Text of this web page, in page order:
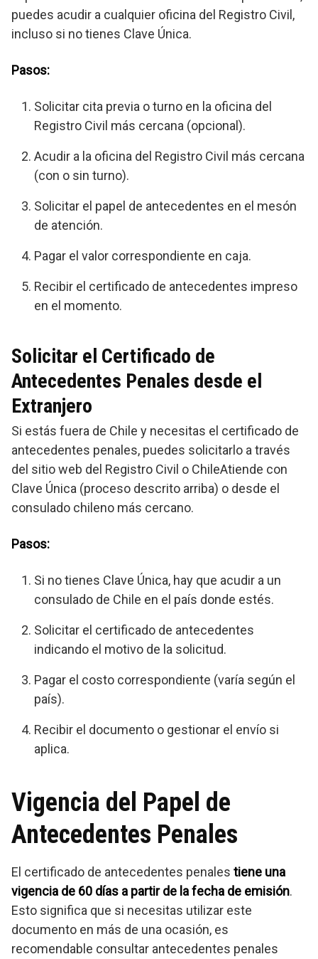
puedes acudir a cualquier oficina del Registro Civil,
incluso si no tienes Clave Única.
Pasos:
Solicitar cita previa o turno en la oficina del
Registro Civil más cercana (opcional).
Acudir a la oficina del Registro Civil más cercana
(con o sin turno).
Solicitar el papel de antecedentes en el mesón
de atención.
Pagar el valor correspondiente en caja.
Recibir el certificado de antecedentes impreso
en el momento.
Solicitar el Certificado de
Antecedentes Penales desde el
Extranjero
Si estás fuera de Chile y necesitas el certificado de
antecedentes penales, puedes solicitarlo a través
del sitio web del Registro Civil o ChileAtiende con
Clave Única (proceso descrito arriba) o desde el
consulado chileno más cercano.
Pasos:
Si no tienes Clave Única, hay que acudir a un
consulado de Chile en el país donde estés.
Solicitar el certificado de antecedentes
indicando el motivo de la solicitud.
Pagar el costo correspondiente (varía según el
país).
Recibir el documento o gestionar el envío si
aplica.
Vigencia del Papel de
Antecedentes Penales
El certificado de antecedentes penales tiene una
vigencia de 60 días a partir de la fecha de emisión.
Esto significa que si necesitas utilizar este
documento en más de una ocasión, es
recomendable consultar antecedentes penales